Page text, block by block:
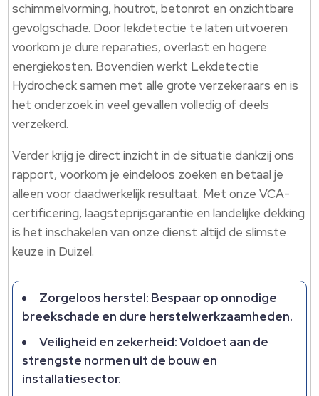
schimmelvorming, houtrot, betonrot en onzichtbare
gevolgschade. Door lekdetectie te laten uitvoeren
voorkom je dure reparaties, overlast en hogere
energiekosten. Bovendien werkt Lekdetectie
Hydrocheck samen met alle grote verzekeraars en is
het onderzoek in veel gevallen volledig of deels
verzekerd.
Verder krijg je direct inzicht in de situatie dankzij ons
rapport, voorkom je eindeloos zoeken en betaal je
alleen voor daadwerkelijk resultaat. Met onze VCA-
certificering, laagsteprijsgarantie en landelijke dekking
is het inschakelen van onze dienst altijd de slimste
keuze in Duizel.
Zorgeloos herstel: Bespaar op onnodige
breekschade en dure herstelwerkzaamheden.
Veiligheid en zekerheid: Voldoet aan de
strengste normen uit de bouw en
installatiesector.